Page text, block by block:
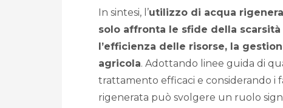
In sintesi, l’utilizzo di acqua
solo affronta le sfide della
l’efficienza delle risorse, la
agricola. Adottando linee guida di
trattamento efficaci e considerando i
rigenerata può svolgere un ruolo